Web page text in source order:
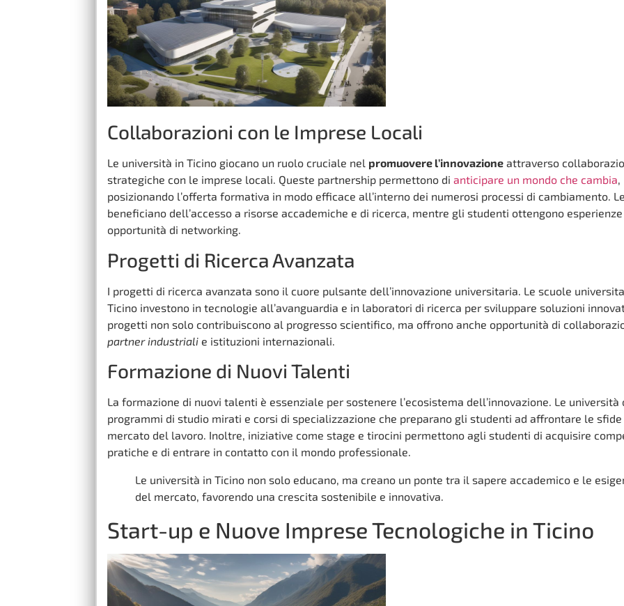
Collaborazioni con le Imprese Locali
Le università in Ticino giocano un ruolo cruciale nel promuovere l’innovazioneattraverso
strategiche con le imprese locali. Queste partnership permettono di anticipare un mondo che cambia,
posizionando l’offerta formativa in modo efficace all’interno dei numerosi processi di cambiamento.
beneficiano dell’accesso a risorse accademiche e di ricerca, mentre gli studenti ottengono
opportunità di networking.
Progetti di Ricerca Avanzata
I progetti di ricerca avanzata sono il cuore pulsante dell’innovazione universitaria. Le scuole
Ticino investono in tecnologie all’avanguardia e in laboratori di ricerca per sviluppare soluzioni
progetti non solo contribuiscono al progresso scientifico, ma offrono anche opportunità di
partner industrialie istituzioni internazionali.
Formazione di Nuovi Talenti
La formazione di nuovi talenti è essenziale per sostenere l’ecosistema dell’innovazione. Le università
programmi di studio mirati e corsi di specializzazione che preparano gli studenti ad affrontare le sfide
mercato del lavoro. Inoltre, iniziative come stage e tirocini permettono agli studenti di acquisire
pratiche e di entrare in contatto con il mondo professionale.
Le università in Ticino non solo educano, ma creano un ponte tra il sapere accademico e le
del mercato, favorendo una crescita sostenibile e innovativa.
Start-up e Nuove Imprese Tecnologiche in Ticino